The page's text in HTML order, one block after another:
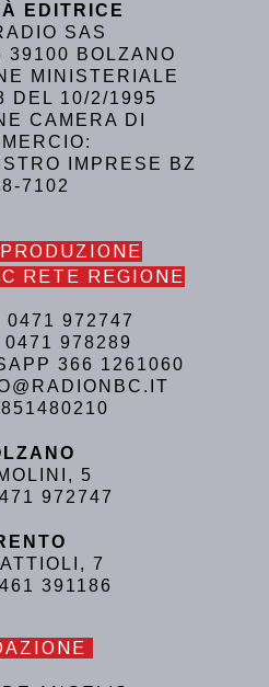
EDITRICE
SAS
39100 BOLZANO
MINISTERIALE
DEL 10/2/1995
CAMERA DI
IMPRESE BZ
7102
RETE REGIONE
0471 972747
0471 978289
366 1261060
5
972747
7
391186